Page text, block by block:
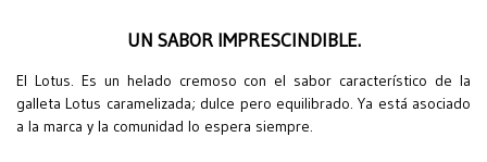
UN SABOR IMPRESCINDIBLE.
El Lotus. Es un helado cremoso con el sabor característico de la
galleta Lotus caramelizada; dulce pero equilibrado. Ya está asociado
a la marca y la comunidad lo espera siempre.